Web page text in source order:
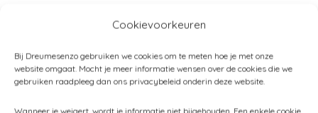
Cookievoorkeuren
Bij Dreumesenzo gebruiken we cookies om te meten hoe je met onze
website omgaat. Mocht je meer informatie wensen over de cookies die we
gebruiken raadpleeg dan ons privacybeleid onderin deze website.
Wanneer je weigert, wordt je informatie niet bijgehouden. Een enkele cookie
Trek het slaapvestje over de inbakerslaapzak met de
armpjes van je baby in de armzakken van het vlinder
slaapvestje. Voor baby’s die nog een sterke schrikreflex